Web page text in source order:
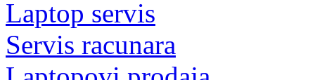
Laptop servis
Servis racunara